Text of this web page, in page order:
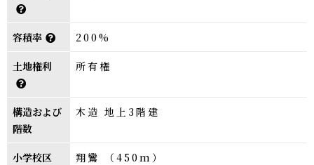
容積率 200%
土地権利 所有権
構造および
階数
木造 地上3階建
小学校区 翔鸞 （450m）